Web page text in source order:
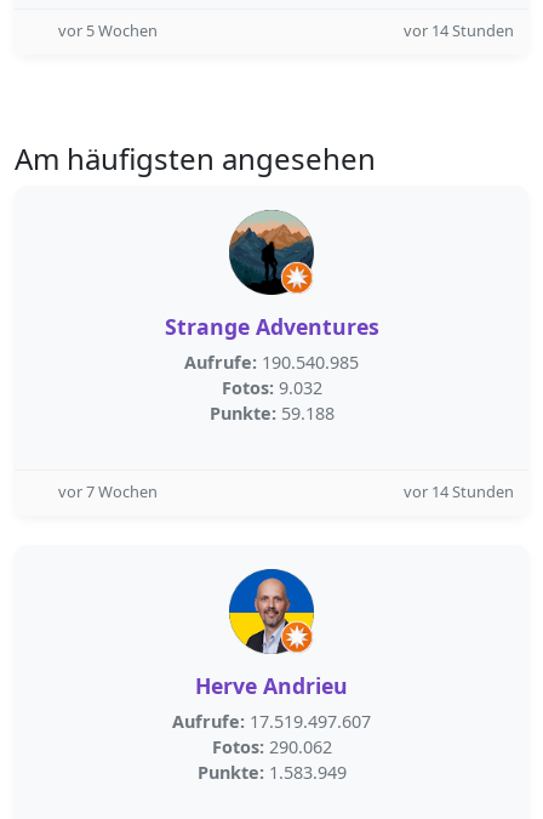
vor 5 Wochen vor 14 Stunden
Am häufigsten angesehen
Strange Adventures
Aufrufe: 190.540.985
Fotos: 9.032
Punkte: 59.188
vor 7 Wochen vor 14 Stunden
Herve Andrieu
Aufrufe: 17.519.497.607
Fotos: 290.062
Punkte: 1.583.949